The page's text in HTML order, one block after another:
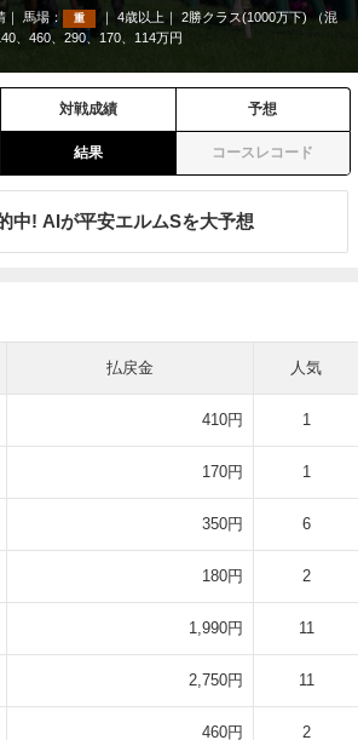
馬場： 重 4歳以上
2勝クラス(1000万下) （混
、460、290、170、114万円
対戦成績 予想
結果 コースレコード
中! AIが平安エルムSを大予想
払戻金 人気
410円 1
170円 1
350円 6
180円 2
1,990円 11
2,750円 11
460円 2